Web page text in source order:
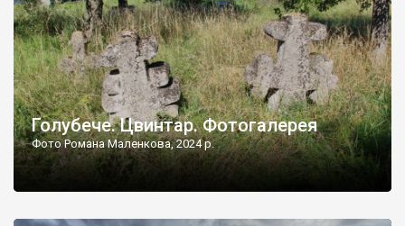
Голубече. Цвинтар. Фотогалерея
Фото Романа Маленкова, 2024 р.